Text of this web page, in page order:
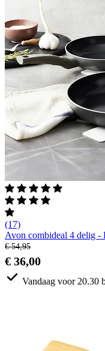
(17)
Avon combideal 4 delig -
€ 54,95
€ 36,00
Vandaag voor 20.30